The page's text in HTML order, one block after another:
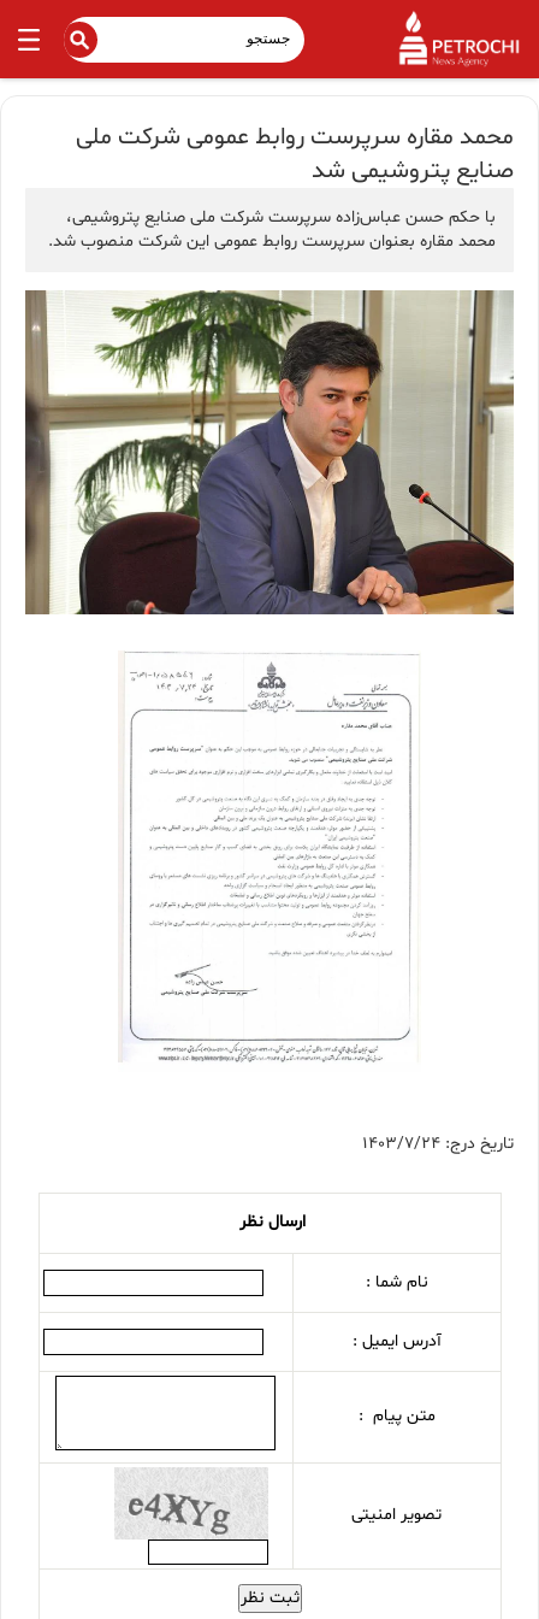
محمد مقاره سرپرست روابط عمومی شرکت ملی
صنایع پتروشیمی شد
با حکم حسن عباس‌زاده سرپرست شرکت ملی صنایع پتروشیمی،
محمد مقاره بعنوان سرپرست روابط عمومی این شرکت منصوب شد.
تاریخ درج: 1403/7/24
ارسال نظر
نام شما :
آدرس ایمیل :
متن پیام :
تصویر امنیتی
ثبت نظر